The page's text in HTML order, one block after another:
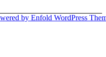
by Enfold WordPress